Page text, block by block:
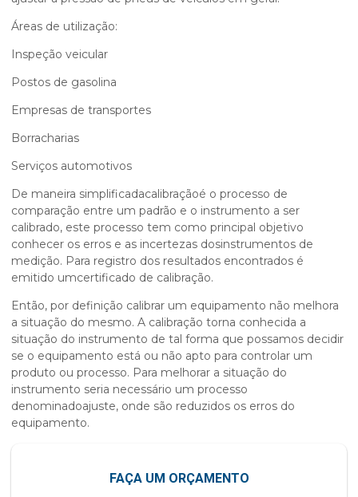
Áreas de utilização:
Inspeção veicular
Postos de gasolina
Empresas de transportes
Borracharias
Serviços automotivos
De maneira simplificadacalibraçãoé o processo de
comparação entre um padrão e o instrumento a ser
calibrado, este processo tem como principal objetivo
conhecer os erros e as incertezas dosinstrumentos de
medição. Para registro dos resultados encontrados é
emitido umcertificado de calibração.
Então, por definição calibrar um equipamento não melhora
a situação do mesmo. A calibração torna conhecida a
situação do instrumento de tal forma que possamos decidir
se o equipamento está ou não apto para controlar um
produto ou processo. Para melhorar a situação do
instrumento seria necessário um processo
denominadoajuste, onde são reduzidos os erros do
equipamento.
FAÇA UM ORÇAMENTO